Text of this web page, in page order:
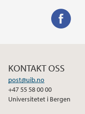
e
o
KONTAKT OSS
post@uib.no
+47 55 58 00 00
Universitetet i Bergen